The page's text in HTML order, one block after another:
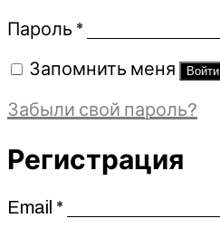
Пароль *Обязательно
Запомнить меня Войти
Забыли свой пароль?
Регистрация
Email *Обязательно